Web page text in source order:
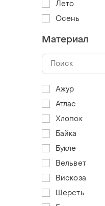
Лето
Осень
Материал
Ажур
Атлас
Хлопок
Байка
Букле
Вельвет
Вискоза
Шерсть